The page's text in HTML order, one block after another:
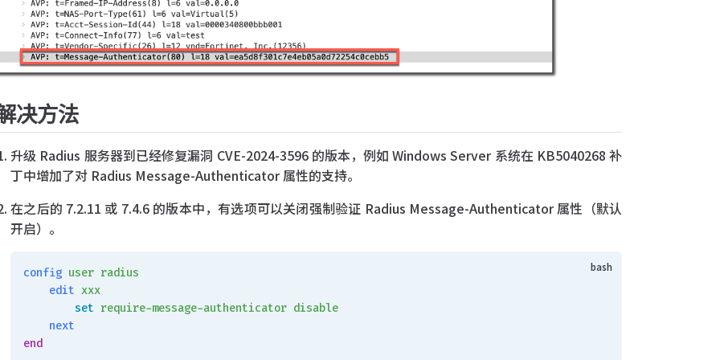
决方法
升级 Radius 服务器到已经修复漏洞 CVE-2024-3596 的版本，例如 Windows Server 系统在 KB5040268 补
丁中增加了对 Radius Message-Authenticator 属性的支持。
在之后的 7.2.11 或 7.4.6 的版本中，有选项可以关闭强制验证 Radius Message-Authenticator 属性（默认
开启）。
config user radius
    edit
xxx
        set
require-message-authenticator disable
    next
end